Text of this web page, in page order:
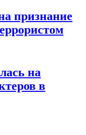
признание
на
в